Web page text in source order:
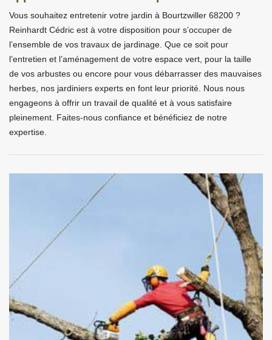
Vous souhaitez entretenir votre jardin à Bourtzwiller 68200 ?
Reinhardt Cédric est à votre disposition pour s’occuper de
l’ensemble de vos travaux de jardinage. Que ce soit pour
l’entretien et l’aménagement de votre espace vert, pour la taille
de vos arbustes ou encore pour vous débarrasser des mauvaises
herbes, nos jardiniers experts en font leur priorité. Nous nous
engageons à offrir un travail de qualité et à vous satisfaire
pleinement. Faites-nous confiance et bénéficiez de notre
expertise.